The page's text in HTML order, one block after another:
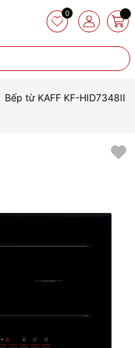
0
Bếp từ KAFF KF-HID7348II